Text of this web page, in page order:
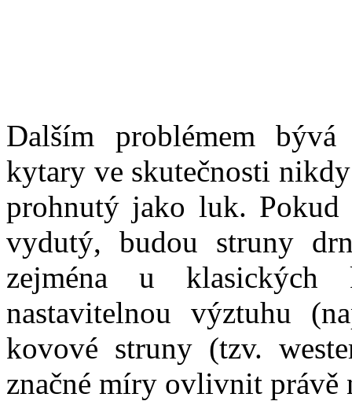
Dalším problémem
kytary ve skutečnosti
prohnutý jako luk.
vydutý, budou struny
zejména u
nastavitelnou výztuhu
kovové struny (tzv.
značné míry ovlivnit